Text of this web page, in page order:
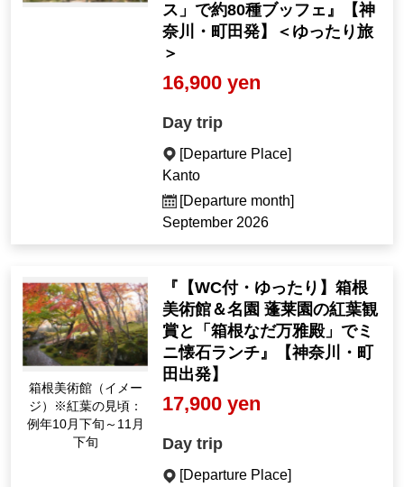
ス」で約80種ブッフェ』【神
奈川・町田発】＜ゆったり旅
＞
16,900 yen
Day trip
[Departure Place]
Kanto
[Departure month]
September 2026
箱根美術館（イメー
ジ）※紅葉の見頃：
例年10月下旬～11月
下旬
『【WC付・ゆったり】箱根
美術館＆名園 蓬莱園の紅葉観
賞と「箱根なだ万雅殿」でミ
ニ懐石ランチ』【神奈川・町
田出発】
17,900 yen
Day trip
[Departure Place]